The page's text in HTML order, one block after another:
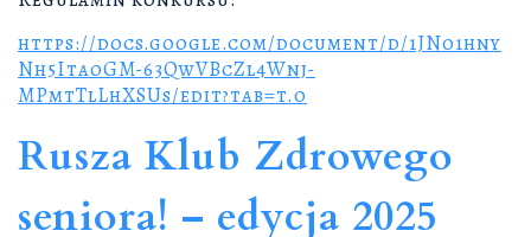
https://docs.google.com/document/d/1JN01hny
Nh5ItaoGM-63QwVBcZl4Wnj-
MPmtTlLhXSUs/edit?tab=t.0
Rusza Klub Zdrowego
seniora! – edycja 2025